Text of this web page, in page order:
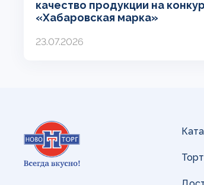
качество продукции на
«Хабаровская марка»
23.07.2026